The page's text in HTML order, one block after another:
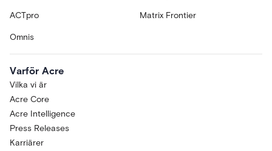
ACTpro Matrix Frontier
Omnis
Varför Acre
Vilka vi är
Acre Core
Acre Intelligence
Press Releases
Karriärer